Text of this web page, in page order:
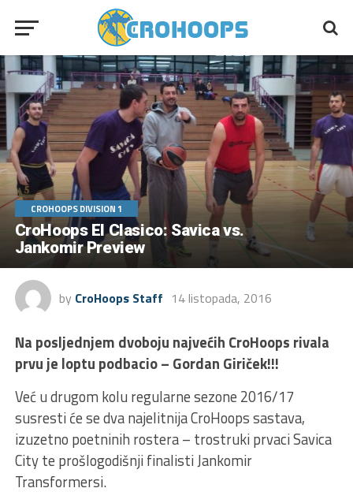
CROHOOPS DIVISION 1
CroHoops El Clasico: Savica vs.
Jankomir Preview
by CroHoops Staff 14 listopada, 2016
Na posljednjem dvoboju najvećih CroHoops rivala
prvu je loptu podbacio – Gordan Giriček!!!
Već u drugom kolu regularne sezone 2016/17
susresti će se dva najelitnija CroHoops sastava,
izuzetno poetninih rostera – trostruki prvaci Savica
City te prošlogodišnji finalisti Jankomir
Transformersi.